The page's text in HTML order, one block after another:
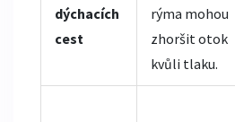
dýchacích
cest
rýma mohou
zhoršit otok
kvůli tlaku.